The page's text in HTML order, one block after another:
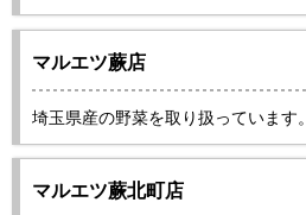
マルエツ蕨店
埼玉県産の野菜を取り扱っています。
マルエツ蕨北町店